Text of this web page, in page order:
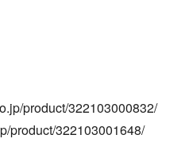
product/322103000832/
product/322103001648/